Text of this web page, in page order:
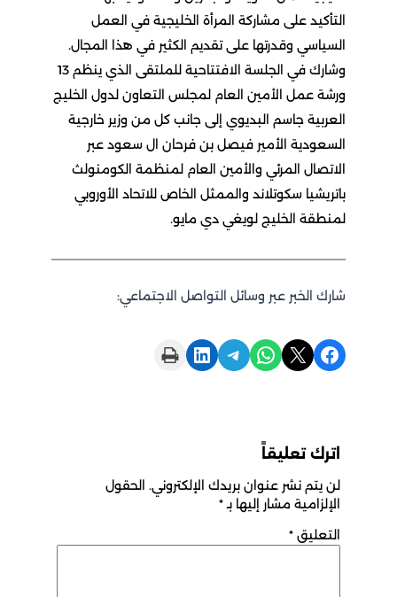
التأكيد على مشاركة المرأة الخليجية في العمل
السياسي وقدرتها على تقديم الكثير في هذا المجال.
وشارك في الجلسة الافتتاحية للملتقى الذي ينظم 13
ورشة عمل الأمين العام لمجلس التعاون لدول الخليج
العربية جاسم البديوي إلى جانب كل من وزير خارجية
السعودية الأمير فيصل بن فرحان ال سعود عبر
الاتصال المرئي والأمين العام لمنظمة الكومنولث
باتريشيا سكوتلاند والممثل الخاص للاتحاد الأوروبي
لمنطقة الخليج لويغي دي مايو.
شارك الخبر عبر وسائل التواصل الاجتماعي:
Share on Facebook
Share on X
Share on WhatsApp
Share on Telegram
Share on LinkedIn
Print this Page
اترك تعليقاً
لن يتم نشر عنوان بريدك الإلكتروني. الحقول
الإلزامية مشار إليها بـ*
التعليق *